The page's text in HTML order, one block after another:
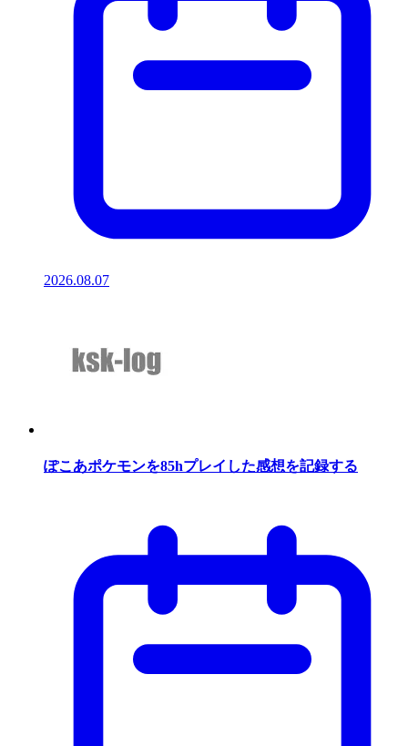
2026.08.07
ぽこあポケモンを85hプレイした感想を記録する